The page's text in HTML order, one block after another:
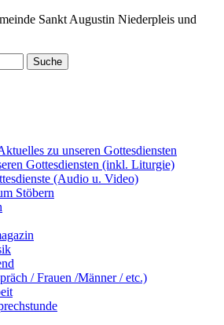
Sankt Augustin Niederpleis und
Suche
zu unseren Gottesdiensten
Gottesdiensten (inkl. Liturgie)
(Audio u. Video)
Stöbern
/ Frauen /Männer / etc.)